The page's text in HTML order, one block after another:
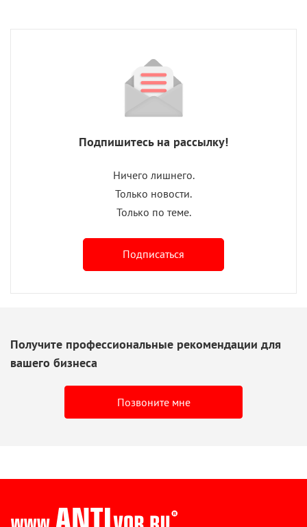
Подпишитесь на рассылку!
Ничего лишнего.
Только новости.
Только по теме.
Подписаться
Получите профессиональные рекомендации для
вашего бизнеса
Позвоните мне